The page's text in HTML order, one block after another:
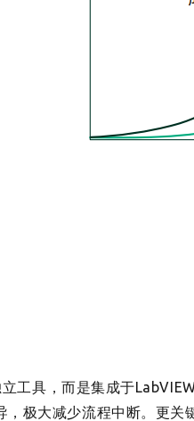
工具，而是集成于
，极大减少流程中断。更关